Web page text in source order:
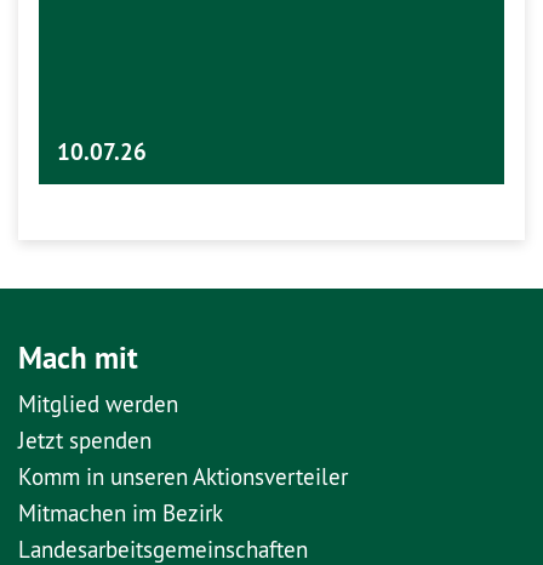
10.07.26
Mach mit
Mitglied werden
Jetzt spenden
Komm in unseren Aktionsverteiler
Mitmachen im Bezirk
Landesarbeitsgemeinschaften